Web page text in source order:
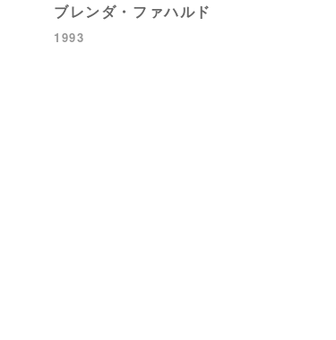
ブレンダ・ファハルド
1993